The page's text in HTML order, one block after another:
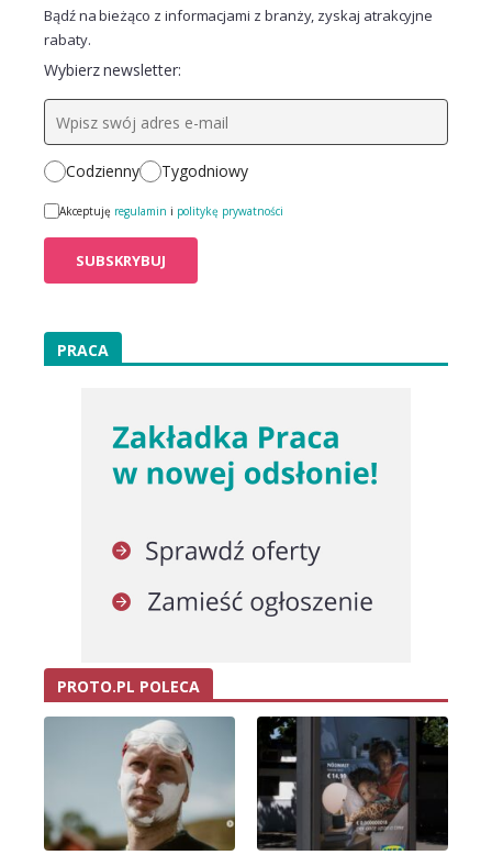
Bądź na bieżąco z informacjami z branży, zyskaj atrakcyjne
rabaty.
Wybierz newsletter:
Codzienny Tygodniowy
Akceptuję regulamin i politykę prywatności
PRACA
PROTO.PL POLECA